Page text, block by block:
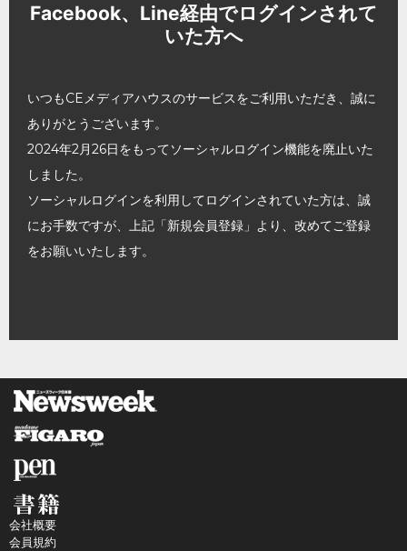
Facebook、Line経由でログインされて
いた方へ
いつもCEメディアハウスのサービスをご利用いただき、誠に
ありがとうございます。
2024年2月26日をもってソーシャルログイン機能を廃止いた
しました。
ソーシャルログインを利用してログインされていた方は、誠
にお手数ですが、上記「新規会員登録」より、改めてご登録
をお願いいたします。
会社概要
会員規約